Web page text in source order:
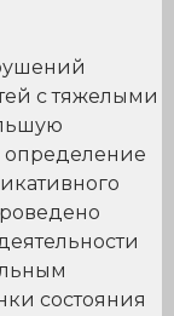
с тяжелыми
определение
состояния